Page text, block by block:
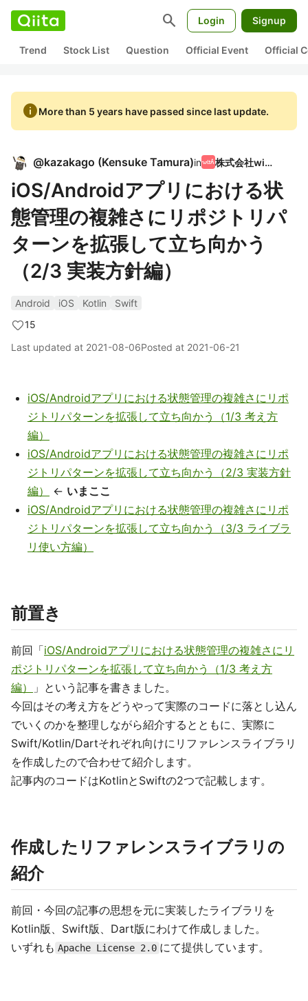
search Login Signup
Trend Stock List Question Official Event Official
infoMore than 5 years have passed since last update.
@kazakago (Kensuke Tamura)in 株式会社with
iOS/Androidアプリにおける状
態管理の複雑さにリポジトリパ
ターンを拡張して立ち向かう
（2/3 実装方針編）
Android iOS Kotlin
Swift
15
Last updated at 2021-08-06Posted at 2021-06-21
iOS/Androidアプリにおける状態管理の複雑さにリポ
ジトリパターンを拡張して立ち向かう（1/3 考え方
編）
iOS/Androidアプリにおける状態管理の複雑さにリポ
ジトリパターンを拡張して立ち向かう（2/3 実装方針
編）
← いまここ
iOS/Androidアプリにおける状態管理の複雑さにリポ
ジトリパターンを拡張して立ち向かう（3/3 ライブラ
リ使い方編）
前置き
前回「iOS/Androidアプリにおける状態管理の複雑さにリ
ポジトリパターンを拡張して立ち向かう（1/3 考え方
編）
」という記事を書きました。
今回はその考え方をどうやって実際のコードに落とし込ん
でいくのかを整理しながら紹介するとともに、実際に
Swift/Kotlin/Dartそれぞれ向けにリファレンスライブラリ
を作成したので合わせて紹介します。
記事内のコードはKotlinとSwiftの2つで記載します。
作成したリファレンスライブラリの
紹介
前回・今回の記事の思想を元に実装したライブラリを
Kotlin版、Swift版、Dart版にわけて作成しました。
いずれも Apache License 2.0 にて提供しています。